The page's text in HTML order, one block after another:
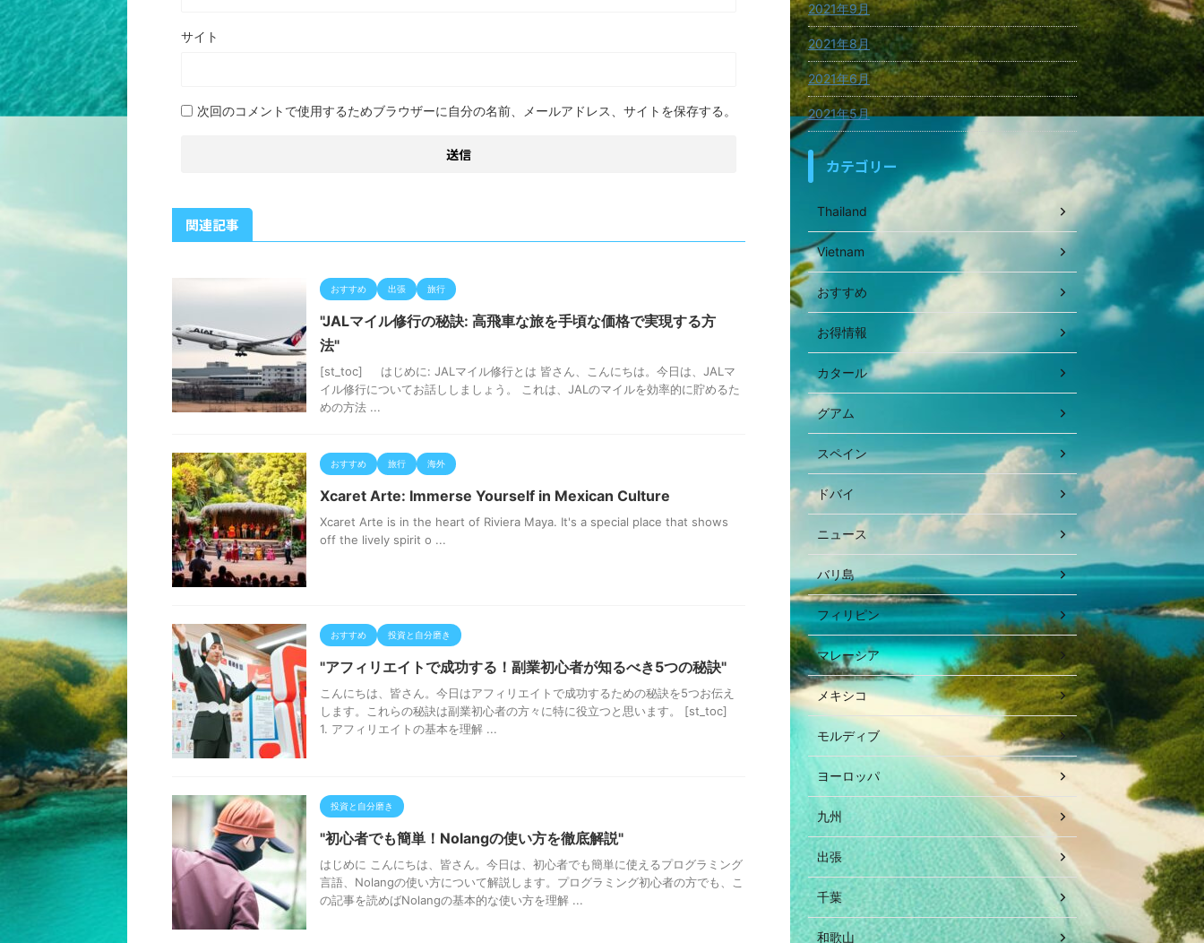
サイト
次回のコメントで使用するためブラウザーに自分の名前、メールアドレス、サイトを保存する。
関連記事
おすすめ 出張 旅行
"JALマイル修行の秘訣: 高飛車な旅を手頃な価格で実現する方
法"
[st_toc] はじめに: JALマイル修行とは 皆さん、こんにちは。今日は、JALマ
イル修行についてお話ししましょう。 これは、JALのマイルを効率的に貯めるた
めの方法 ...
おすすめ 旅行 海外
Xcaret Arte: Immerse Yourself in Mexican Culture
Xcaret Arte is in the heart of Riviera Maya. It's a special place that shows
off the lively spirit o ...
おすすめ 投資と自分磨き
"アフィリエイトで成功する！副業初心者が知るべき5つの秘訣"
こんにちは、皆さん。今日はアフィリエイトで成功するための秘訣を5つお伝え
します。これらの秘訣は副業初心者の方々に特に役立つと思います。 [st_toc]
1. アフィリエイトの基本を理解 ...
投資と自分磨き
"初心者でも簡単！Nolangの使い方を徹底解説"
はじめに こんにちは、皆さん。今日は、初心者でも簡単に使えるプログラミング
言語、Nolangの使い方について解説します。プログラミング初心者の方でも、こ
の記事を読めばNolangの基本的な使い方を理解 ...
2021年9月
2021年8月
2021年6月
2021年5月
カテゴリー
Thailand
Vietnam
おすすめ
お得情報
カタール
グアム
スペイン
ドバイ
ニュース
バリ島
フィリピン
マレーシア
メキシコ
モルディブ
ヨーロッパ
九州
出張
千葉
和歌山